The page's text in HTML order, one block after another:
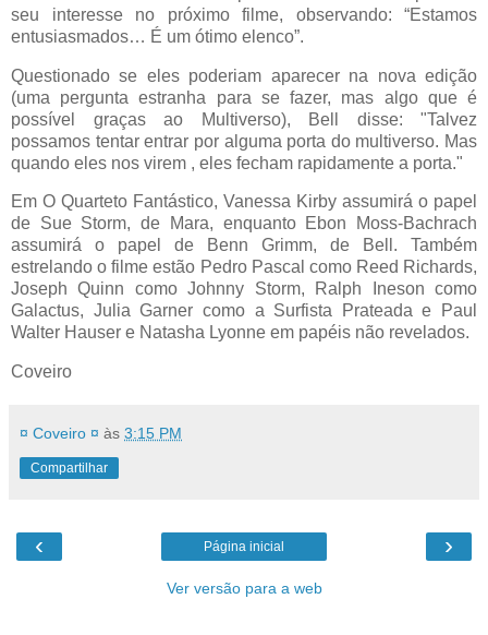
seu interesse no próximo filme, observando: “Estamos
entusiasmados… É um ótimo elenco”.
Questionado se eles poderiam aparecer na nova edição
(uma pergunta estranha para se fazer, mas algo que é
possível graças ao Multiverso), Bell disse: "Talvez
possamos tentar entrar por alguma porta do multiverso. Mas
quando eles nos virem , eles fecham rapidamente a porta."
Em O Quarteto Fantástico, Vanessa Kirby assumirá o papel
de Sue Storm, de Mara, enquanto Ebon Moss-Bachrach
assumirá o papel de Benn Grimm, de Bell. Também
estrelando o filme estão Pedro Pascal como Reed Richards,
Joseph Quinn como Johnny Storm, Ralph Ineson como
Galactus, Julia Garner como a Surfista Prateada e Paul
Walter Hauser e Natasha Lyonne em papéis não revelados.
Coveiro
¤ Coveiro ¤ às 3:15 PM
Compartilhar
‹ ›
Página inicial
Ver versão para a web